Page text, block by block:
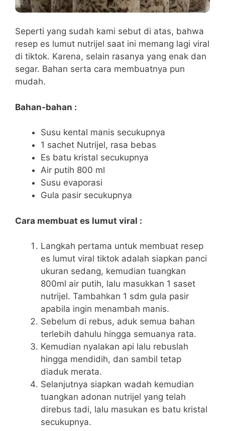
Seperti yang sudah kami sebut di atas, bahwa
resep es lumut nutrijel saat ini memang lagi viral
di tiktok. Karena, selain rasanya yang enak dan
segar. Bahan serta cara membuatnya pun
mudah.
Bahan-bahan :
Susu kental manis secukupnya
1 sachet Nutrijel, rasa bebas
Es batu kristal secukupnya
Air putih 800 ml
Susu evaporasi
Gula pasir secukupnya
Cara membuat es lumut viral :
Langkah pertama untuk membuat resep
es lumut viral tiktok adalah siapkan panci
ukuran sedang, kemudian tuangkan
800ml air putih, lalu masukkan 1 saset
nutrijel. Tambahkan 1 sdm gula pasir
apabila ingin menambah manis.
Sebelum di rebus, aduk semua bahan
terlebih dahulu hingga semuanya rata.
Kemudian nyalakan api lalu rebuslah
hingga mendidih, dan sambil tetap
diaduk merata.
Selanjutnya siapkan wadah kemudian
tuangkan adonan nutrijel yang telah
direbus tadi, lalu masukan es batu kristal
secukupnya.